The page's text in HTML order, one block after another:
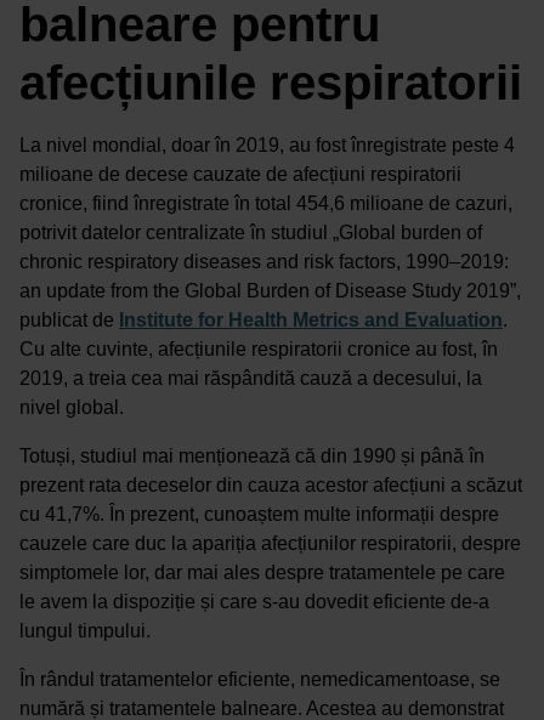
balneare pentru
afecțiunile respiratorii
La nivel mondial, doar în 2019, au fost înregistrate peste 4
milioane de decese cauzate de afecțiuni respiratorii
cronice, fiind înregistrate în total 454,6 milioane de cazuri,
potrivit datelor centralizate în studiul „Global burden of
chronic respiratory diseases and risk factors, 1990–2019:
an update from the Global Burden of Disease Study 2019”,
publicat de Institute for Health Metrics and Evaluation.
Cu alte cuvinte, afecțiunile respiratorii cronice au fost, în
2019, a treia cea mai răspândită cauză a decesului, la
nivel global.
Totuși, studiul mai menționează că din 1990 și până în
prezent rata deceselor din cauza acestor afecțiuni a scăzut
cu 41,7%. În prezent, cunoaștem multe informații despre
cauzele care duc la apariția afecțiunilor respiratorii, despre
simptomele lor, dar mai ales despre tratamentele pe care
le avem la dispoziție și care s-au dovedit eficiente de-a
lungul timpului.
În rândul tratamentelor eficiente, nemedicamentoase, se
numără și tratamentele balneare. Acestea au demonstrat